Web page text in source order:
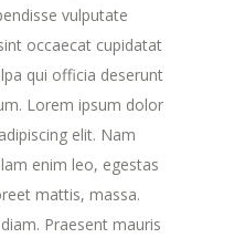
vulputate
occaecat cupidatat
qui officia deserunt
Lorem ipsum dolor
elit. Nam
enim leo, egestas
mattis, massa.
Praesent mauris